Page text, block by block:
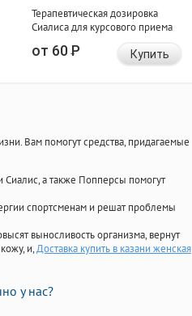
Терапевтическая дозировка
Сиалиса для курсового приема
от 60Р Купить
Вам помогут средства, придагаемые
Сиалис, а также Попперсы помогут
спортсменам и решат проблемы
выносливость организма, вернут
и,Доставка купить в казани женская
у нас?